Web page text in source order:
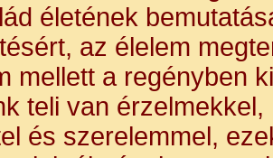
életének
az élelem
mellett a regényben
teli van
és szerelemmel,